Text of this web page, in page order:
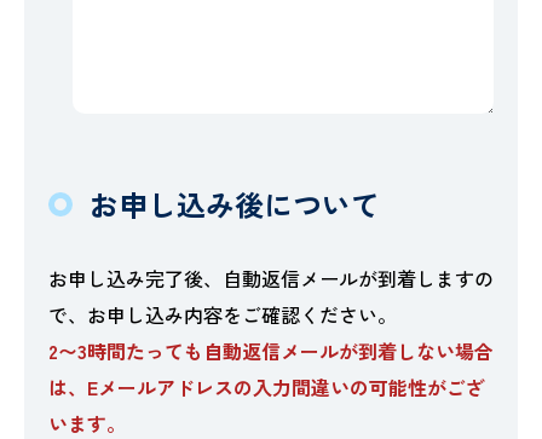
お申し込み後について
お申し込み完了後、自動返信メールが到着しますの
で、お申し込み内容をご確認ください。
2〜3時間たっても自動返信メールが到着しない場合
は、Eメールアドレスの入力間違いの可能性がござ
います。